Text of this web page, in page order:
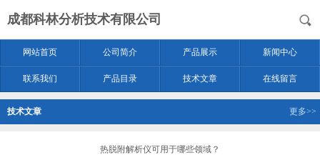
成都科林分析技术有限公司
网站首页 公司简介 产品展示 新闻中心
联系我们 产品目录 技术文章 在线留言
技术文章 更多>>
热脱附解析仪可用于哪些领域？